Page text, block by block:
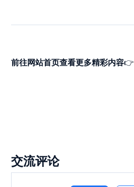
前往网站首页查看更多精彩内容👉
交流评论